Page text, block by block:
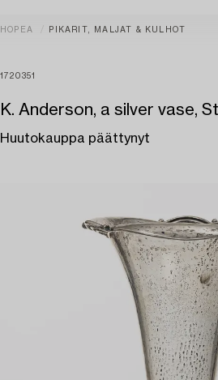
HOPEA PIKARIT, MALJAT & KULHOT
1720351
K. Anderson, a silver vase,
Huutokauppa päättynyt